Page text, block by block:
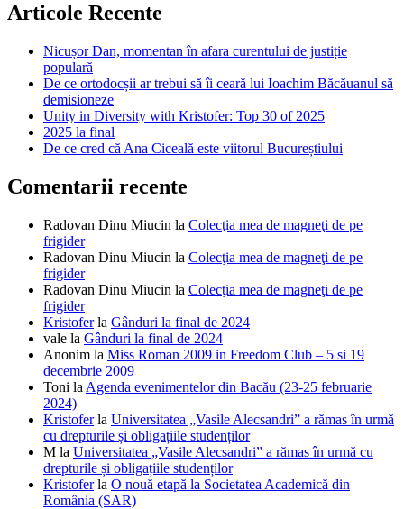
Articole Recente
Nicușor Dan, momentan în afara curentului de justiție
populară
De ce ortodocșii ar trebui să îi ceară lui Ioachim Băcăuanul să
demisioneze
Unity in Diversity with Kristofer: Top 30 of 2025
2025 la final
De ce cred că Ana Ciceală este viitorul Bucureștiului
Comentarii recente
Radovan Dinu Miucin la Colecţia mea de magneţi de pe
frigider
Radovan Dinu Miucin la Colecţia mea de magneţi de pe
frigider
Radovan Dinu Miucin la Colecţia mea de magneţi de pe
frigider
Kristoferla Gânduri la final de 2024
vale la Gânduri la final de 2024
Anonim la Miss Roman 2009 in Freedom Club – 5 si 19
decembrie 2009
Toni la Agenda evenimentelor din Bacău (23-25 februarie
2024)
Kristoferla Universitatea „Vasile Alecsandri” a rămas în urmă
cu drepturile și obligațiile studenților
M la Universitatea „Vasile Alecsandri” a rămas în urmă cu
drepturile și obligațiile studenților
Kristoferla O nouă etapă la Societatea Academică din
România (SAR)